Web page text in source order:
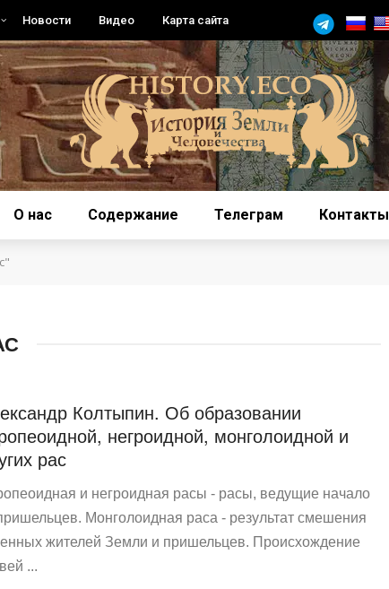
Новости Видео Карта сайта
О нас Содержание Телеграм Контакты
Колтыпин. Об образовании
негроидной, монголоидной и
рас
и негроидная расы - расы, ведущие начало
Монголоидная раса - результат смешения
жителей Земли и пришельцев. Происхождение
...